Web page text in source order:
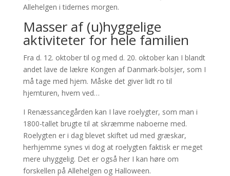
Allehelgen i tidernes morgen.
Masser af (u)hyggelige
aktiviteter for hele familien
Fra d. 12. oktober til og med d. 20. oktober kan I blandt
andet lave de lækre Kongen af Danmark-bolsjer, som I
må tage med hjem. Måske det giver lidt ro til
hjemturen, hvem ved…
I Renæssancegården kan I lave roelygter, som man i
1800-tallet brugte til at skræmme naboerne med.
Roelygten er i dag blevet skiftet ud med græskar,
herhjemme synes vi dog at roelygten faktisk er meget
mere uhyggelig. Det er også her I kan høre om
forskellen på Allehelgen og Halloween.